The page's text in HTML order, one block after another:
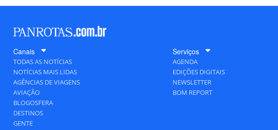
Canais
TODAS AS NOTÍCIAS
NOTÍCIAS MAIS LIDAS
AGÊNCIAS DE VIAGENS
AVIAÇÃO
BLOGOSFERA
DESTINOS
GENTE
Serviços
AGENDA
EDIÇÕES DIGITAIS
NEWSLETTER
BOM REPORT